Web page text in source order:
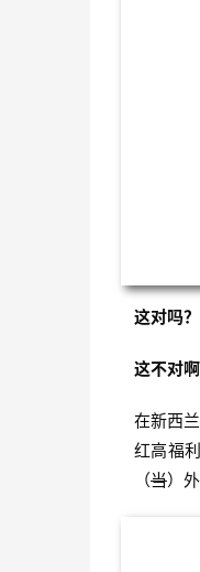
这对吗？
这不对啊
在新西
红高福
（当）